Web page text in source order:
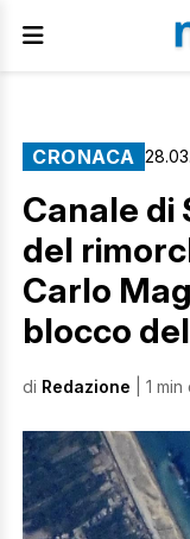
CRONACA
Canale di
del
Carlo
blocco
di Redazione | 1